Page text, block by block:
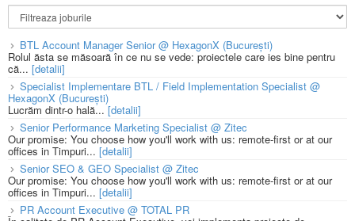
BTL Account Manager Senior @ HexagonX (București)
Rolul ăsta se măsoară în ce nu se vede: proiectele care ies bine pentru
că... [detalii]
Specialist Implementare BTL / Field Implementation Specialist @
HexagonX (București)
Lucrăm dintr-o hală...[detalii]
Senior Performance Marketing Specialist @ Zitec
Our promise: You choose how you'll work with us: remote-first or at our
offices in Timpuri... [detalii]
Senior SEO & GEO Specialist @ Zitec
Our promise: You choose how you'll work with us: remote-first or at our
offices in Timpuri... [detalii]
PR Account Executive @ TOTAL PR